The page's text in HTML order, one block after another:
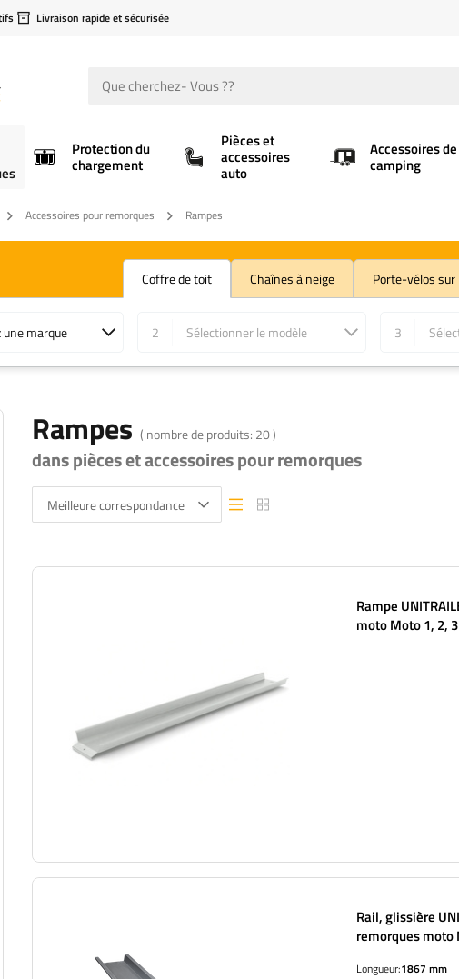
Livraison rapide et sécurisée
Protection du
chargement
Pièces et
accessoires
auto
Accessoires de
camping
Accessoires pour remorques Rampes
Coffre de toit Chaînes à neige
Porte-vélos sur
marque 2 Sélectionner le modèle 3
Rampes ( nombre de produits: 20)
dans pièces et accessoires pour remorques
Meilleure correspondance Vue listeVue liste
Rampe
moto Moto 1, 2, 3
Rail, glissière
remorques moto
Longueur:1867 mm